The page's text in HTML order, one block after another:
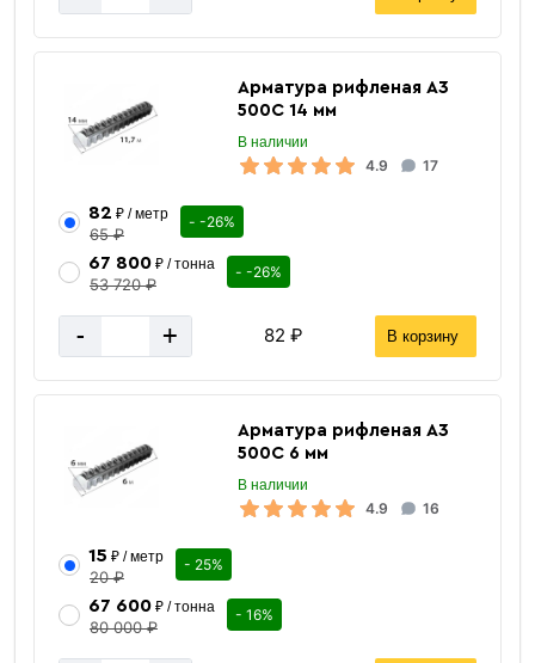
Арматура рифленая А3
500С 14 мм
В наличии
4.9 17
82 ₽ / метр
65 ₽
- -26%
67 800₽ / тонна
53 720 ₽
- -26%
- + 82 ₽ В корзину
Арматура рифленая А3
500С 6 мм
В наличии
4.9 16
15 ₽ / метр
20 ₽
- 25%
67 600₽ / тонна
80 000 ₽
- 16%
сварная в картах
«В корзину»
«Быстрый заказ»